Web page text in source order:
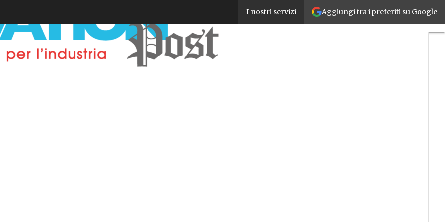
Aggiungi tra i preferiti su Google
I nostri servizi
L’offerta del Competence Center Made si